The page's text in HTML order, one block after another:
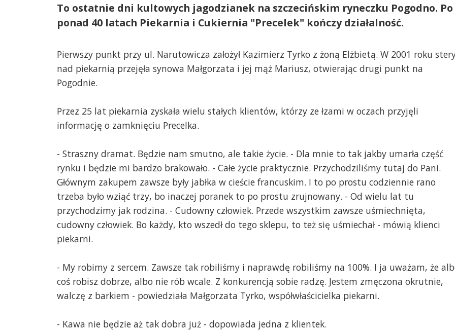
To ostatnie dni kultowych jagodzianek na szczecińskim ryneczku Pogodno. Po
ponad 40 latach Piekarnia i Cukiernia "Precelek" kończy działalność.
Pierwszy punkt przy ul. Narutowicza założył Kazimierz Tyrko z żoną Elżbietą. W 2001 roku
nad piekarnią przejęła synowa Małgorzata i jej mąż Mariusz, otwierając drugi punkt na
Pogodnie.
Przez 25 lat piekarnia zyskała wielu stałych klientów, którzy ze łzami w oczach przyjęli
informację o zamknięciu Precelka.
- Straszny dramat. Będzie nam smutno, ale takie życie. - Dla mnie to tak jakby umarła część
rynku i będzie mi bardzo brakowało. - Całe życie praktycznie. Przychodziliśmy tutaj do Pani.
Głównym zakupem zawsze były jabłka w cieście francuskim. I to po prostu codziennie rano
trzeba było wziąć trzy, bo inaczej poranek to po prostu zrujnowany. - Od wielu lat tu
przychodzimy jak rodzina. - Cudowny człowiek. Przede wszystkim zawsze uśmiechnięta,
cudowny człowiek. Bo każdy, kto wszedł do tego sklepu, to też się uśmiechał - mówią klienci
piekarni.
- My robimy z sercem. Zawsze tak robiliśmy i naprawdę robiliśmy na 100%. I ja uważam, że
coś robisz dobrze, albo nie rób wcale. Z konkurencją sobie radzę. Jestem zmęczona okrutnie,
walczę z barkiem - powiedziała Małgorzata Tyrko, współwłaścicielka piekarni.
- Kawa nie będzie aż tak dobra już - dopowiada jedna z klientek.